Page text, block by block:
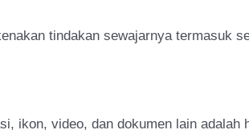
tindakan sewajarnya termasuk
ikon, video, dan dokumen lain adalah